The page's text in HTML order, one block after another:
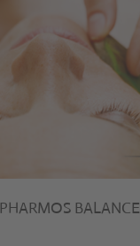
PHARMOS BALANCE